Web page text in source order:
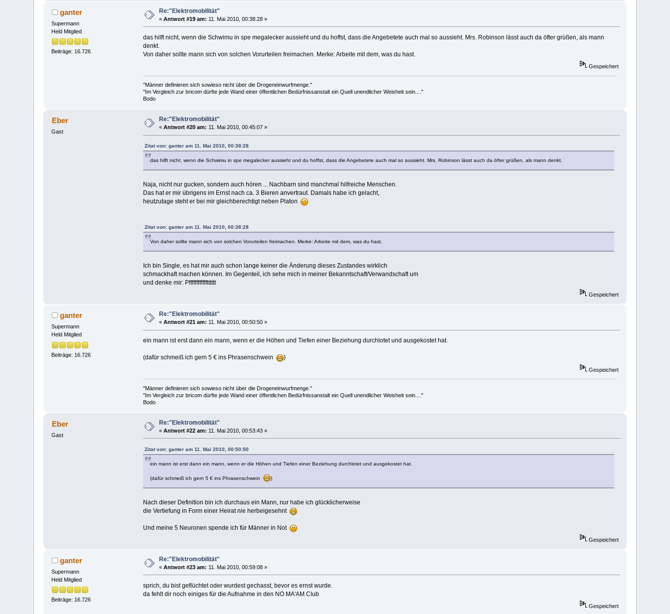
ganter
Supermann
Held Mitglied
Beiträge: 16.726
Re:"Elektromobilität"
«Antwort #19 am: 11. Mai 2010, 00:38:28 »
das hilft nicht, wenn die Schwimu in spe megalecker aussieht und du hoffst, dass die Angebetete auch mal so aussieht. Mrs. Robinson lässt auch da öfter grüßen, als mann
denkt.
Von daher sollte mann sich von solchen Vorurteilen freimachen. Merke: Arbeite mit dem, was du hast.
Gespeichert
"Männer definieren sich sowieso nicht über die Drogeneinwurfmenge."
"Im Vergleich zur bricom dürfte jede Wand einer öffentlichen Bedürfnissanstalt ein Quell unendlicher Weisheit sein...."
Bodo
Eber
Gast
Re:"Elektromobilität"
«Antwort #20 am: 11. Mai 2010, 00:45:07 »
Zitat von: ganter am 11. Mai 2010, 00:38:28
das hilft nicht, wenn die Schwimu in spe megalecker aussieht und du hoffst, dass die Angebetete auch mal so aussieht. Mrs. Robinson lässt auch da öfter grüßen, als mann denkt.
Naja, nicht nur gucken, sondern auch hören ... Nachbarn sind manchmal hilfreiche Menschen.
Das hat er mir übrigens im Ernst nach ca. 3 Bieren anvertraut. Damals habe ich gelacht,
heutzutage steht er bei mir gleichberechtigt neben Platon
Zitat von: ganter am 11. Mai 2010, 00:38:28
Von daher sollte mann sich von solchen Vorurteilen freimachen. Merke: Arbeite mit dem, was du hast.
Ich bin Single, es hat mir auch schon lange keiner die Änderung dieses Zustandes wirklich
schmackhaft machen können. Im Gegenteil, ich sehe mich in meiner Bekanntschaft/Verwandschaft um
und denke mir: Pfffffffffffftttttt
Gespeichert
ganter
Supermann
Held Mitglied
Beiträge: 16.726
Re:"Elektromobilität"
«Antwort #21 am: 11. Mai 2010, 00:50:50 »
ein mann ist erst dann ein mann, wenn er die Höhen und Tiefen einer Beziehung durchlotet und ausgekostet hat.
(dafür schmeiß ich gern 5 € ins Phrasenschwein )
Gespeichert
"Männer definieren sich sowieso nicht über die Drogeneinwurfmenge."
"Im Vergleich zur bricom dürfte jede Wand einer öffentlichen Bedürfnissanstalt ein Quell unendlicher Weisheit sein...."
Bodo
Eber
Gast
Re:"Elektromobilität"
«Antwort #22 am: 11. Mai 2010, 00:53:43 »
Zitat von: ganter am 11. Mai 2010, 00:50:50
ein mann ist erst dann ein mann, wenn er die Höhen und Tiefen einer Beziehung durchlotet und ausgekostet hat.
(dafür schmeiß ich gern 5 € ins Phrasenschwein )
Nach dieser Definition bin ich durchaus ein Mann, nur habe ich glücklicherweise
die Vertiefung in Form einer Heirat nie herbeigesehnt
Und meine 5 Neuronen spende ich für Männer in Not
Gespeichert
ganter
Supermann
Held Mitglied
Beiträge: 16.726
Re:"Elektromobilität"
«Antwort #23 am: 11. Mai 2010, 00:59:08 »
sprich, du bist geflüchtet oder wurdest gechasst, bevor es ernst wurde.
da fehlt dir noch einiges für die Aufnahme in den NO MA'AM Club
Gespeichert